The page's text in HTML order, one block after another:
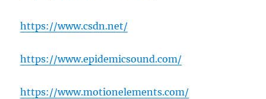
https://www.csdn.net/
https://www.epidemicsound.com/
https://www.motionelements.com/